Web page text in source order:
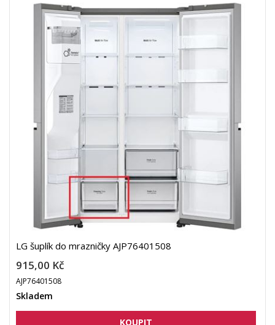
LG šuplík do mrazničky AJP76401508
915,00 Kč
AJP76401508
Skladem